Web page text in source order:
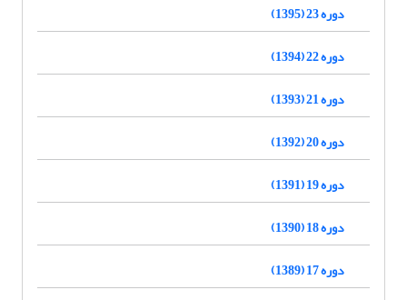
دوره 23 (1395)
دوره 22 (1394)
دوره 21 (1393)
دوره 20 (1392)
دوره 19 (1391)
دوره 18 (1390)
دوره 17 (1389)